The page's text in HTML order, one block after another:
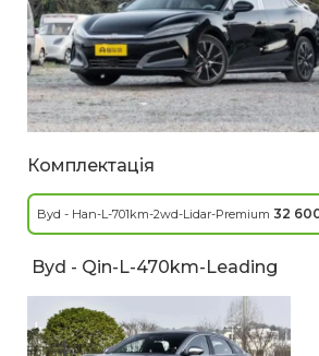
Комплектація
Byd - Han-L-701km-2wd-Lidar-Premium 32
Byd - Qin-L-470km-Leading